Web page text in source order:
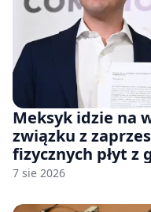
Meksyk idzie na
związku z
fizycznych płyt z
7 sie 2026